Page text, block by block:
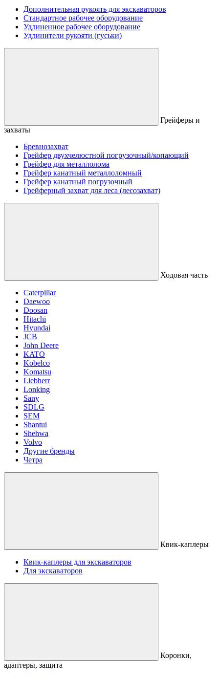
Дополнительная рукоять для экскаваторов
Стандартное рабочее оборудование
Удлиненное рабочее оборудование
Удлинители рукояти (гуськи)
Грейферы и
захваты
Бревнозахват
Грейфер двухчелюстной погрузочный/копающий
Грейфер для металлолома
Грейфер канатный металлоломный
Грейфер канатный погрузочный
Грейферный захват для леса (лесозахват)
Ходовая часть
Caterpillar
Daewoo
Doosan
Hitachi
Hyundai
JCB
John Deere
KATO
Kobelco
Komatsu
Liebherr
Lonking
Sany
SDLG
SEM
Shantui
Shehwa
Volvo
Другие бренды
Четра
Квик-каплеры
Квик-каплеры для экскаваторов
Для экскаваторов
Коронки,
адаптеры, защита